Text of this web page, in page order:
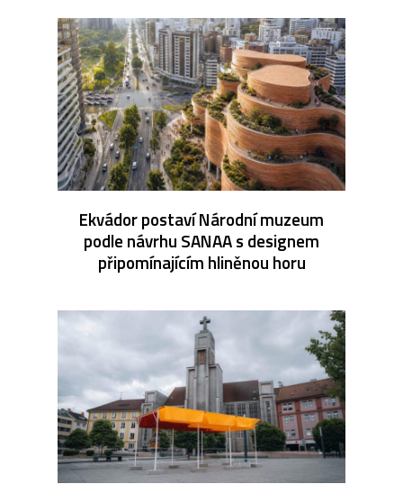
Ekvádor postaví Národní muzeum
podle návrhu SANAA s designem
připomínajícím hliněnou horu